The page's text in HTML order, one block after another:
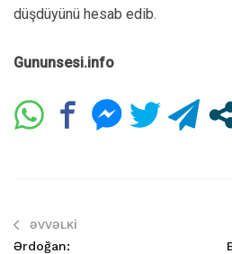
düşdüyünü hesab edib.
Gununsesi.info
ƏVVƏLKI
Ərdoğan: